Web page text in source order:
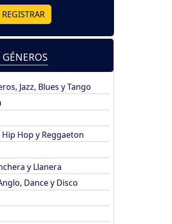
REGISTRAR
Jazz, Blues y Tango
Hop y Reggaeton
y Llanera
Dance y Disco